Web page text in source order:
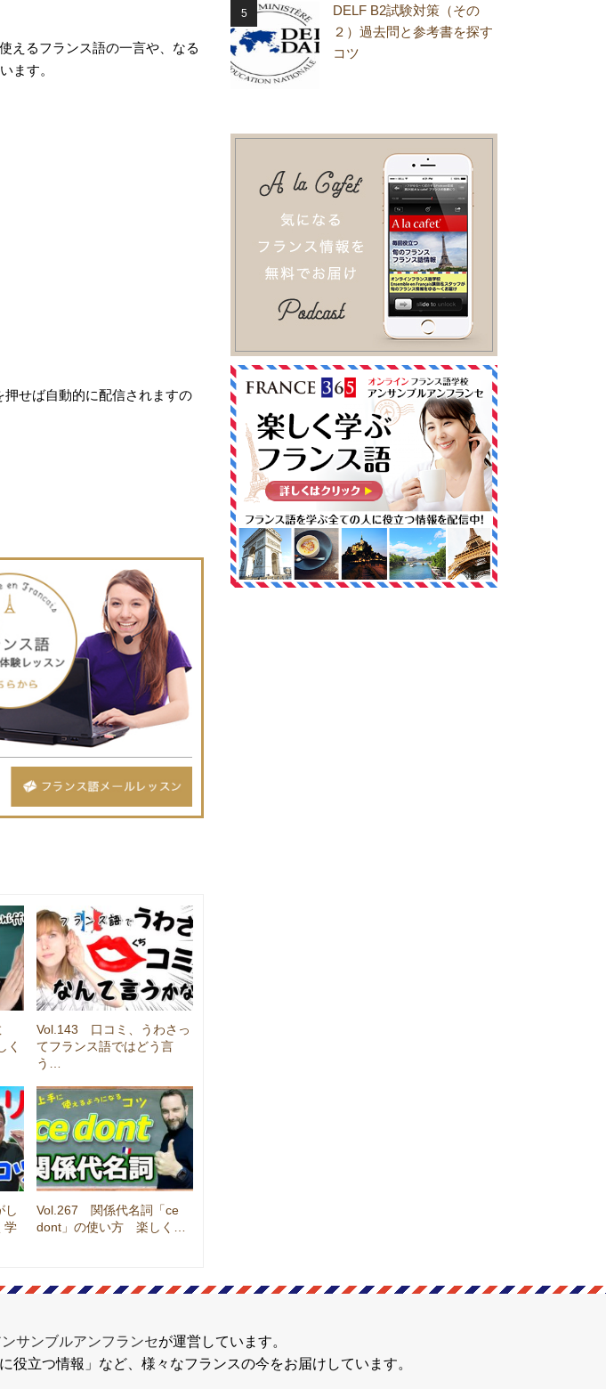
えるフランス語の一言や、なる
ます。
せば自動的に配信されますの
Vol.143 口コミ、うわさっ
てフランス語ではどう言
う…
し
学
Vol.267 関係代名詞「ce
dont」の使い方 楽しく…
DELF B2試験対策（その
２）過去問と参考書を探す
コツ
サンブルアンフランセが運営しています。
役立つ情報」など、様々なフランスの今をお届けしています。